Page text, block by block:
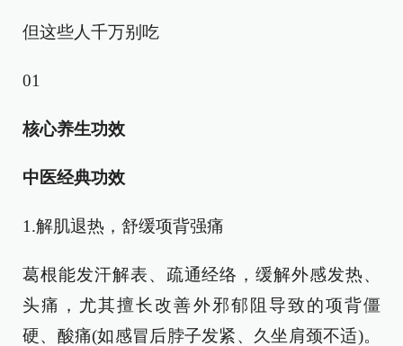
但这些人千万别吃
01
核心养生功效
中医经典功效
1.解肌退热，舒缓项背强痛
葛根能发汗解表、疏通经络，缓解外感发热、
头痛，尤其擅长改善外邪郁阻导致的项背僵
硬、酸痛(如感冒后脖子发紧、久坐肩颈不适)。